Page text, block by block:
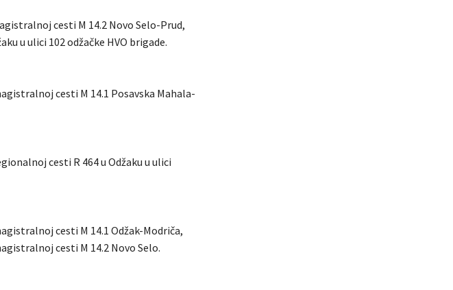
cesti M 14.2 Novo Selo-Prud,
u ulici 102 odžačke HVO brigade.
cesti M 14.1 Posavska Mahala-
cesti R 464 u Odžaku u ulici
cesti M 14.1 Odžak-Modriča,
cesti M 14.2 Novo Selo.